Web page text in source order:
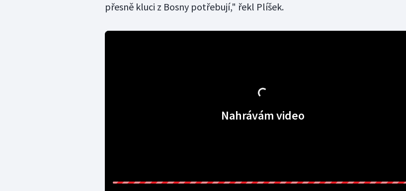
přesně kluci z Bosny potřebují," řekl Plíšek.
Nahrávám video